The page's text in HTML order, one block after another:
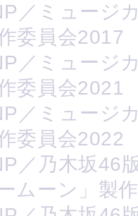
／ミュージ
委員会2017
／ミュージ
委員会2021
／ミュージ
委員会2022
／乃木坂46
ムーン」製